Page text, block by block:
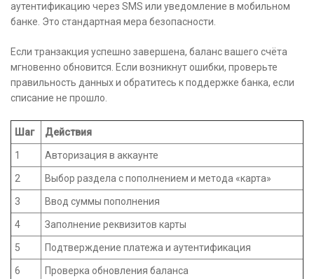
аутентификацию через SMS или уведомление в мобильном
банке. Это стандартная мера безопасности.
Если транзакция успешно завершена, баланс вашего счёта
мгновенно обновится. Если возникнут ошибки, проверьте
правильность данных и обратитесь к поддержке банка, если
списание не прошло.
Шаг Действия
1 Авторизация в аккаунте
2 Выбор раздела с пополнением и метода «карта»
3 Ввод суммы пополнения
4 Заполнение реквизитов карты
5 Подтверждение платежа и аутентификация
6 Проверка обновления баланса